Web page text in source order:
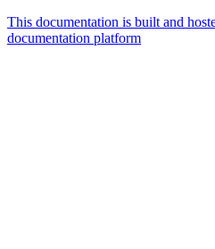
This documentation is built and
documentation platform